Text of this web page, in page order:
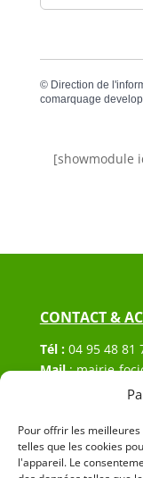
Pour offrir les
telles que les cookies
l'appareil. Le
© Direction de
comarquage
[showmodule
CONTACT &
Tél : 04 95 48 81
Mail:mairie-
Hôtel
20212 Focicchia